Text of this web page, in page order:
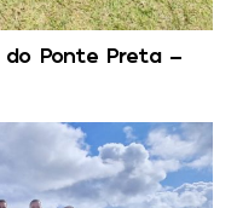
Ponte Preta –